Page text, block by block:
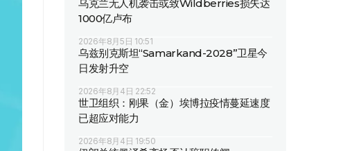
乌克兰无人机袭击或致Wildberries损失达
1000亿卢布
2026年8月5日 10:51
乌兹别克斯坦“Samarkand-2028”卫星今
日发射升空
2026年8月4日 22:52
世卫组织：刚果（金）埃博拉疫情蔓延速度
已超应对能力
2026年8月4日 19:50